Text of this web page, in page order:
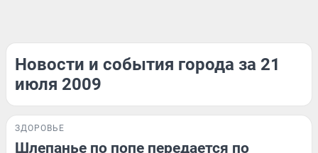
Новости и события города за 21
июля 2009
ЗДОРОВЬЕ
Шлепанье по попе передается по